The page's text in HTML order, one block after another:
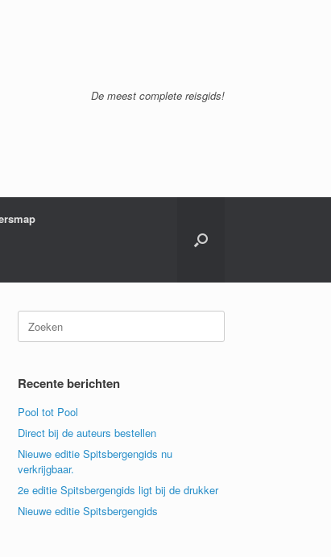
De meest complete reisgids!
Zoeken
naar:
Recente berichten
Pool tot Pool
Direct bij de auteurs bestellen
Nieuwe editie Spitsbergengids nu
verkrijgbaar.
2e editie Spitsbergengids ligt bij de drukker
Nieuwe editie Spitsbergengids